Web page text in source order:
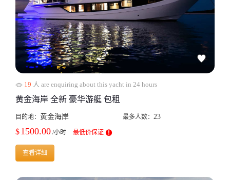
19 人 are enquiring about this yacht in 24 hours
黄金海岸 全新 豪华游艇 包租
目的地： 黄金海岸 最多人数： 23
$1500.00 /小时 最低价保证
查看详细